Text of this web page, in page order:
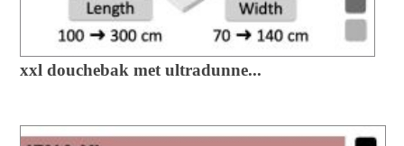
xxl douchebak met ultradunne...